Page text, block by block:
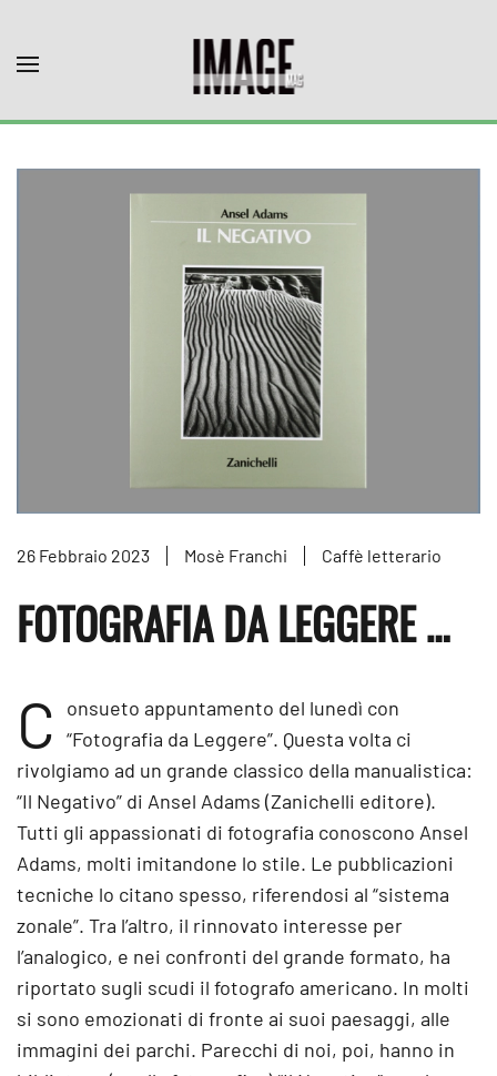
Skip to main content
26 Febbraio 2023 Mosè Franchi Caffè letterario
FOTOGRAFIA DA LEGGERE …
C
onsueto appuntamento del lunedì con
“Fotografia da Leggere”. Questa volta ci
rivolgiamo ad un grande classico della manualistica:
“Il Negativo” di Ansel Adams (Zanichelli editore).
Tutti gli appassionati di fotografia conoscono Ansel
Adams, molti imitandone lo stile. Le pubblicazioni
tecniche lo citano spesso, riferendosi al “sistema
zonale”. Tra l’altro, il rinnovato interesse per
l’analogico, e nei confronti del grande formato, ha
riportato sugli scudi il fotografo americano. In molti
si sono emozionati di fronte ai suoi paesaggi, alle
immagini dei parchi. Parecchi di noi, poi, hanno in